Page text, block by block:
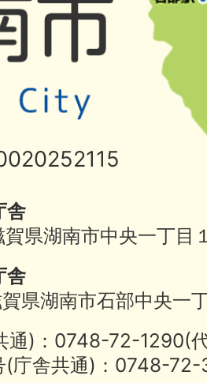
舎
県湖南市中央一丁目
舎
県湖南市石部中央一
通)：0748-72-
(庁舎共通)：0748-